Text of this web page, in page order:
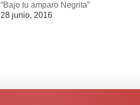
“Bajo tu amparo Negrita”
28 junio, 2016